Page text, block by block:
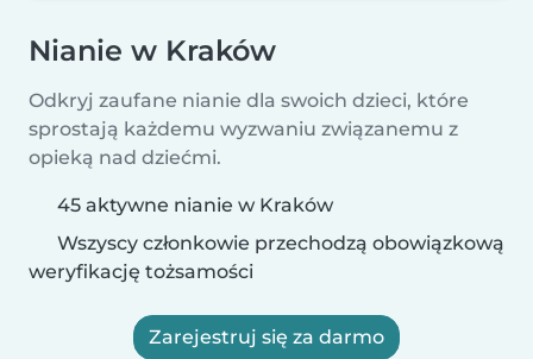
Nianie w Kraków
Odkryj zaufane nianie dla swoich dzieci, które
sprostają każdemu wyzwaniu związanemu z
opieką nad dziećmi.
45 aktywne nianie w Kraków
Wszyscy członkowie przechodzą obowiązkową
weryfikację tożsamości
Zarejestruj się za darmo